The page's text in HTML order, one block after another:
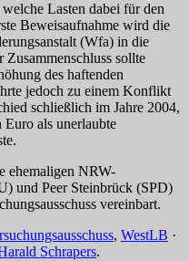
Lasten dabei für den
Beweisaufnahme wird die
(Wfa) in die
sollte
des haftenden
jedoch zu einem Konflikt
schließlich im Jahre 2004,
als unerlaubte
ehemaligen NRW-
und Peer Steinbrück (SPD)
vereinbart.
, WestLB ·
Schrapers.